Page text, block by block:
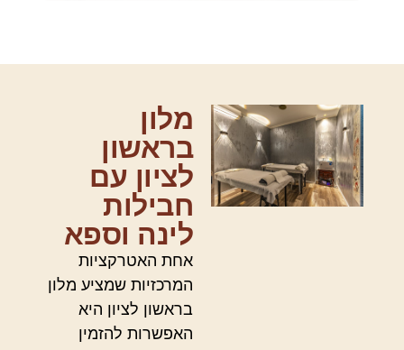
מלון
בראשון
לציון עם
חבילות
לינה וספא
אחת האטרקציות
המרכזיות שמציע מלון
בראשון לציון היא
האפשרות להזמין